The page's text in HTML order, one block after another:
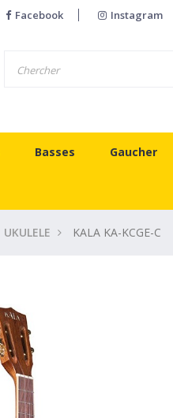
Facebook Instagram
Basses Gaucher
UKULELE KALA KA-KCGE-C